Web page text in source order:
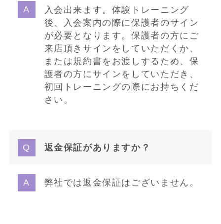
入会出来ます。体験トレーニング
後、入会案内の際に保護者のサイン
が必要となります。保護者の方にご
来店頂きサインをしていただくか、
または規約書をお渡しするため、保
護者の方にサインをしていただき、
初回トレーニングの際にお持ちくだ
さい。
返金保証がありますか？
弊社では返金保証はございません。